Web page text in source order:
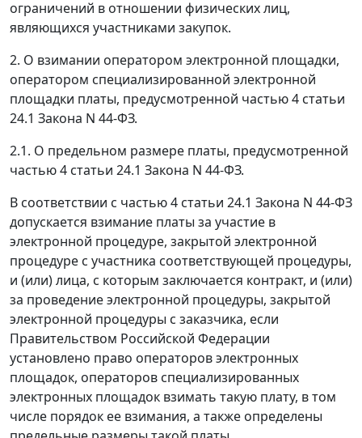
ограничений в отношении физических лиц,
являющихся участниками закупок.
2. О взимании оператором электронной площадки,
оператором специализированной электронной
площадки платы, предусмотренной частью 4 статьи
24.1 Закона N 44-ФЗ.
2.1. О предельном размере платы, предусмотренной
частью 4 статьи 24.1 Закона N 44-ФЗ.
В соответствии с частью 4 статьи 24.1 Закона N 44-ФЗ
допускается взимание платы за участие в
электронной процедуре, закрытой электронной
процедуре с участника соответствующей процедуры,
и (или) лица, с которым заключается контракт, и (или)
за проведение электронной процедуры, закрытой
электронной процедуры с заказчика, если
Правительством Российской Федерации
установлено право операторов электронных
площадок, операторов специализированных
электронных площадок взимать такую плату, в том
числе порядок ее взимания, а также определены